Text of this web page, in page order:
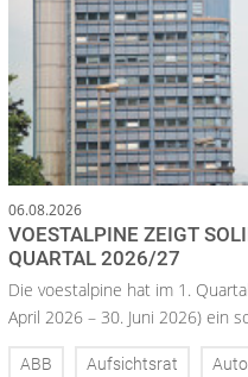
06.08.2026
VOESTALPINE ZEIGT
QUARTAL 2026/27
Die voestalpine hat im 1.
April 2026 – 30. Juni 2026) ein
ABB Aufsichtsrat